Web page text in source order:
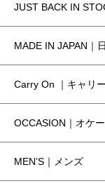
JUST BACK IN
MADE IN JAPAN｜
Carry On ｜キャリ
OCCASION｜オケ
MEN’S｜メンズ